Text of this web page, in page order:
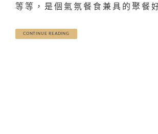
等等，是個氣氛餐食兼具的聚餐
CONTINUE READING